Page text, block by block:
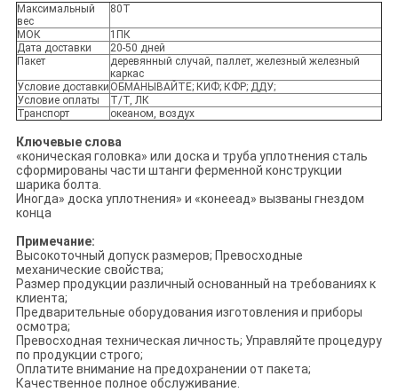
Максимальный
вес
80Т
МОК
1ПК
Дата доставки
20-50 дней
Пакет
деревянный случай, паллет, железный железный
каркас
Условие доставки ОБМАНЫВАЙТЕ; КИФ; КФР; ДДУ;
Условие оплаты
Т/Т, ЛК
Транспорт
океаном, воздух
Ключевые слова
«коническая головка» или доска и труба уплотнения сталь
сформированы части штанги ферменной конструкции
шарика болта.
Иногда» доска уплотнения» и «конееад» вызваны гнездом
конца
Примечание:
Высокоточный допуск размеров; Превосходные
механические свойства;
Размер продукции различный основанный на требованиях к
клиента;
Предварительные оборудования изготовления и приборы
осмотра;
Превосходная техническая личность; Управляйте процедуру
по продукции строго;
Оплатите внимание на предохранении от пакета;
Качественное полное обслуживание.